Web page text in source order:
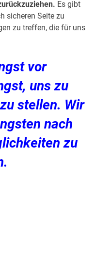
Es gibt
sicheren Seite zu
zu treffen, die für uns
vor
uns zu
stellen. Wir
nach
zu